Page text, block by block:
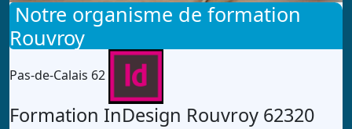
Notre organisme de formation
Rouvroy
Pas-de-Calais 62
Formation InDesign Rouvroy 62320